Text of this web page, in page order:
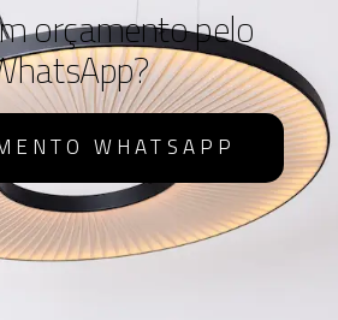
orçamento pelo
WHATSAPP